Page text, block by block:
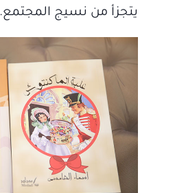
يتجزأ من نسيج المجتمع.